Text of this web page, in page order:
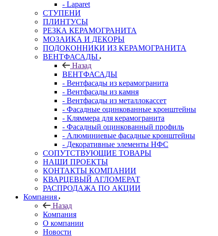
- Laparet
СТУПЕНИ
ПЛИНТУСЫ
РЕЗКА КЕРАМОГРАНИТА
МОЗАИКА И ДЕКОРЫ
ПОДОКОННИКИ ИЗ КЕРАМОГРАНИТА
ВЕНТФАСАДЫ
Назад
ВЕНТФАСАДЫ
- Вентфасады из керамогранита
- Вентфасады из камня
- Вентфасады из металлокассет
- Фасадные оцинкованные кронштейны
- Кляммера для керамогранита
- Фасадный оцинкованный профиль
- Алюминиевые фасадные кронштейны
- Декоративные элементы НФС
СОПУТСТВУЮЩИЕ ТОВАРЫ
НАШИ ПРОЕКТЫ
КОНТАКТЫ КОМПАНИИ
КВАРЦЕВЫЙ АГЛОМЕРАТ
РАСПРОДАЖА ПО АКЦИИ
Компания
Назад
Компания
О компании
Новости